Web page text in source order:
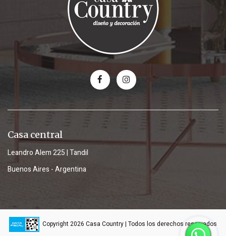
Casa central
Leandro Alem 225 | Tandil
Buenos Aires - Argentina
Copyright 2026 Casa Country | Todos los derechos reservados